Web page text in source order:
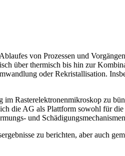
von Prozessen und
über thermisch bis hin zur
oder Rekristallisation.
Rasterelektronenmikroskop zu
die AG als Plattform sowohl für
und
zu berichten, aber auch